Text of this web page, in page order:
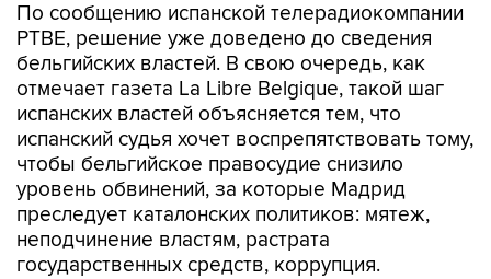
По сообщению испанской телерадиокомпании
РТВЕ, решение уже доведено до сведения
бельгийских властей. В свою очередь, как
отмечает газета La Libre Belgique, такой шаг
испанских властей объясняется тем, что
испанский судья хочет воспрепятствовать тому,
чтобы бельгийское правосудие снизило
уровень обвинений, за которые Мадрид
преследует каталонских политиков: мятеж,
неподчинение властям, растрата
государственных средств, коррупция.